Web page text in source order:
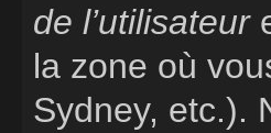
de l’utilisateur
la zone où
Sydney, etc.).